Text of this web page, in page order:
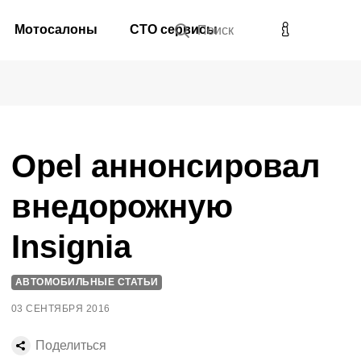
Мотосалоны СТО сервисы
Поиск
Opel аннонсировал
внедорожную
Insignia
АВТОМОБИЛЬНЫЕ СТАТЬИ
03 СЕНТЯБРЯ 2016
Поделиться